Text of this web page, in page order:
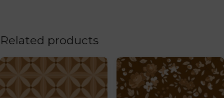
Related products